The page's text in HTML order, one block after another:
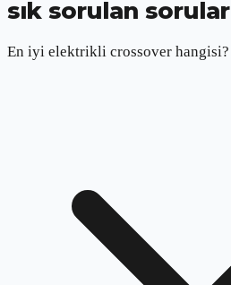
sık sorulan sorular
En iyi elektrikli crossover hangisi?